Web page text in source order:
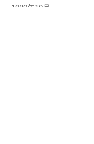
1980年10月